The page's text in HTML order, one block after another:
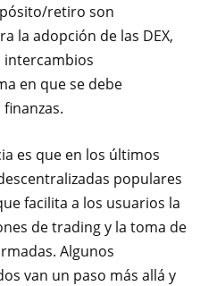
retiro son
la adopción de las DEX,
intercambios
en que se debe
es que en los últimos
populares
facilita a los usuarios la
de trading y la toma de
Algunos
van un paso más allá y